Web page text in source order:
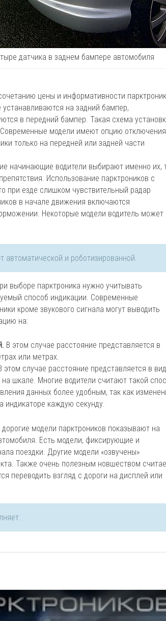
датчика в заднем бампере автомобиля
цены и информативности
на задний бампер,
в передний бампер. Такая схема
модели имеют опцию отключения
только на передней или задней части
начинающие водители выбирают именно их,
Использование парктроников с
при езде слишком чувствительный радар
в начале движения включаются
Некоторые модели водитель может
автоматической и роботизированной.
выборе парктроника нужно учитывать
способ индикации. Современные
кроме звукового сигнала могут выводить
на:
В этом случае расстояние представляется в
или метрах.
этом случае расстояние представляется в
на шкале. Многие водители считают такой
данных более удобным, так как
индикаторе каждую секунду.
модели парктроников показывают на
Есть модели, фиксирующие и
поездки. Другие модели «озвучены»
Также очень полезным новшеством
переводить взгляд с дороги на дисплей или